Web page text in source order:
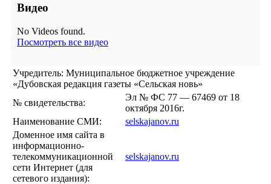
Видео
No Videos found.
Посмотреть все видео
Учредитель: Муниципальное бюджетное учреждение
«Дубовская редакция газеты «Сельская новь»
№ свидетельства:
Эл № ФС 77 — 67469 от 18
октября 2016г.
Наименование СМИ:
selskajanov.ru
Доменное имя сайта в
информационно-
телекоммуникационной
сети Интернет (для
сетевого издания):
selskajanov.ru